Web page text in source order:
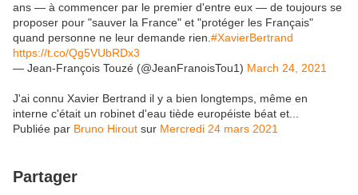
ans — à commencer par le premier d'entre eux — de toujours se
proposer pour "sauver la France" et "protéger les Français"
quand personne ne leur demande rien. #XavierBertrand
https://t.co/Qg5VUbRDx3
— Jean-François Touzé (@JeanFranoisTou1) March 24, 2021
J'ai connu Xavier Bertrand il y a bien longtemps, même en
interne c'était un robinet d'eau tiède européiste béat et...
Publiée par Bruno Hirout sur Mercredi 24 mars 2021
Partager